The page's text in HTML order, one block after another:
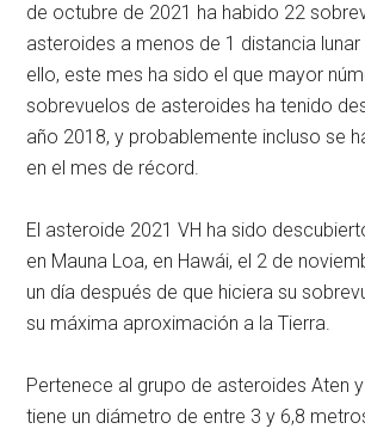
de octubre de 2021 ha habido 22
asteroides a menos de 1 distancia lunar
ello, este mes ha sido el que mayor
sobrevuelos de asteroides ha tenido
año 2018, y probablemente incluso se
en el mes de récord.
El asteroide 2021 VH ha sido
en Mauna Loa, en Hawái, el 2 de
un día después de que hiciera su
su máxima aproximación a la Tierra.
Pertenece al grupo de asteroides Aten
tiene un diámetro de entre 3 y 6,8